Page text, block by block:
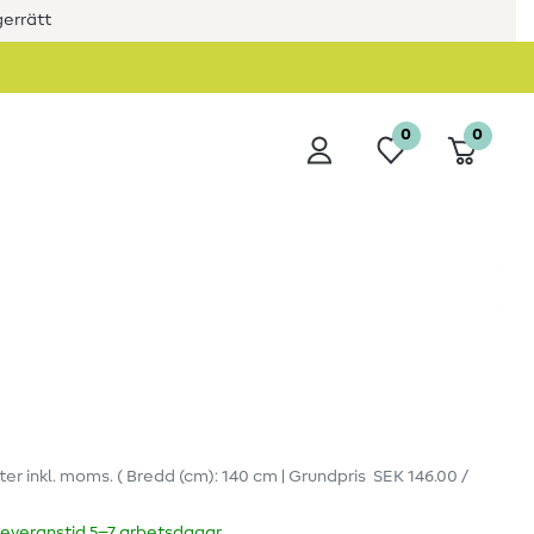
0 0
inkl. moms. ( Bredd (cm): 140 cm | Grundpris SEK 146.00 /